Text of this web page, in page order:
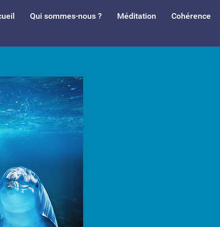
Qui sommes-nous ? Méditation Cohérence